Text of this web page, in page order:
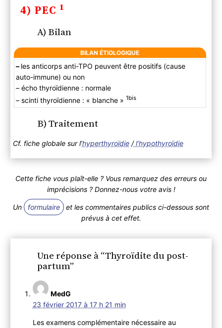
4) PEC 1
A) Bilan
BILAN ÉTIOLOGIQUE
– les anticorps anti-TPO peuvent être positifs (cause
auto-immune) ou non
– écho thyroïdienne : normale
– scinti thyroïdienne : « blanche »1bis
B) Traitement
Cf. fiche globale sur l’hyperthyroïdie/l’hypothyroïdie
Cette fiche vous plaît-elle ? Vous remarquez des erreurs ou
imprécisions ? Donnez-nous votre avis !
Un formulaire
et les commentaires publics ci-dessous sont
prévus à cet effet.
Une réponse à “Thyroïdite du post-
partum”
MedG
23 février 2017 à 17 h 21 min
Les examens complémentaire nécessaire au